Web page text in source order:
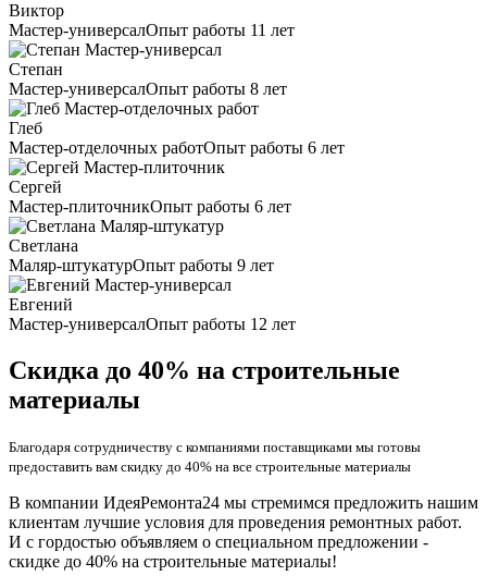
Виктор
Мастер-универсалОпыт работы 11 лет
Степан
Мастер-универсалОпыт работы 8 лет
Глеб
Мастер-отделочных работОпыт работы 6 лет
Сергей
Мастер-плиточникОпыт работы 6 лет
Светлана
Маляр-штукатурОпыт работы 9 лет
Евгений
Мастер-универсалОпыт работы 12 лет
Скидка до 40% на строительные
материалы
Благодаря сотрудничеству с компаниями поставщиками мы готовы
предоставить вам скидку до 40% на все строительные материалы
В компании ИдеяРемонта24 мы стремимся предложить нашим
клиентам лучшие условия для проведения ремонтных работ.
И с гордостью объявляем о специальном предложении -
скидке до 40% на строительные материалы!